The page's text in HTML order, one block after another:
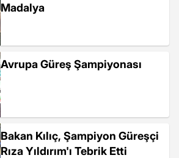
Madalya
Avrupa Güreş Şampiyonası
Bakan Kılıç, Şampiyon Güreşçi
Rıza Yıldırım'ı Tebrik Etti